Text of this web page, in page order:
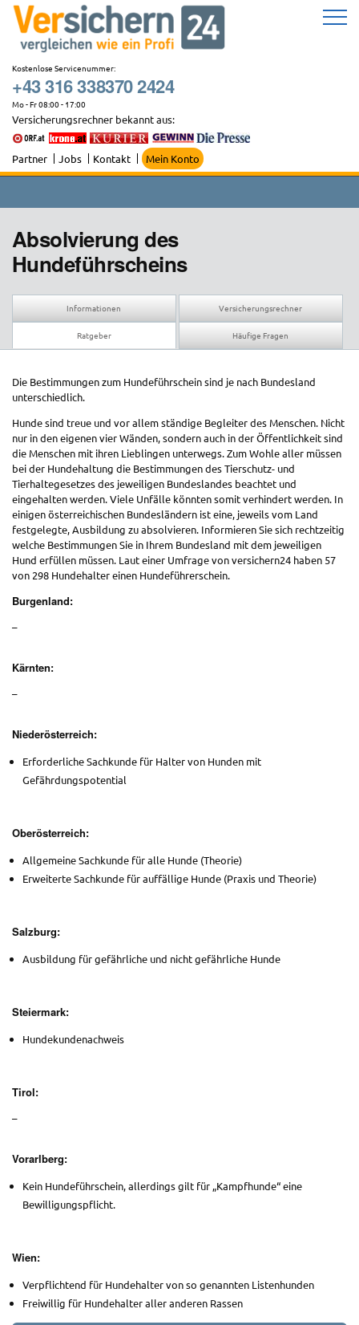
Zum
Inhalt
springen
Kostenlose Servicenummer:
+43 316 338370 2424
Mo - Fr 08:00 - 17:00
Versicherungsrechner bekannt aus:
Partner Jobs Kontakt Mein Konto
Absolvierung des
Hundeführscheins
Informationen Versicherungsrechner
Ratgeber Häufige Fragen
Die Bestimmungen zum Hundeführschein sind je nach Bundesland
unterschiedlich.
Hunde sind treue und vor allem ständige Begleiter des Menschen. Nicht
nur in den eigenen vier Wänden, sondern auch in der Öffentlichkeit sind
die Menschen mit ihren Lieblingen unterwegs. Zum Wohle aller müssen
bei der Hundehaltung die Bestimmungen des Tierschutz- und
Tierhaltegesetzes des jeweiligen Bundeslandes beachtet und
eingehalten werden. Viele Unfälle könnten somit verhindert werden. In
einigen österreichischen Bundesländern ist eine, jeweils vom Land
festgelegte, Ausbildung zu absolvieren. Informieren Sie sich rechtzeitig
welche Bestimmungen Sie in Ihrem Bundesland mit dem jeweiligen
Hund erfüllen müssen. Laut einer Umfrage von versichern24 haben 57
von 298 Hundehalter einen Hundeführerschein.
Burgenland:
–
Kärnten:
–
Niederösterreich:
Erforderliche Sachkunde für Halter von Hunden mit
Gefährdungspotential
Oberösterreich:
Allgemeine Sachkunde für alle Hunde (Theorie)
Erweiterte Sachkunde für auffällige Hunde (Praxis und Theorie)
Salzburg:
Ausbildung für gefährliche und nicht gefährliche Hunde
Steiermark:
Hundekundenachweis
Tirol:
–
Vorarlberg:
Kein Hundeführschein, allerdings gilt für „Kampfhunde“ eine
Bewilligungspflicht.
Wien:
Verpflichtend für Hundehalter von so genannten Listenhunden
Freiwillig für Hundehalter aller anderen Rassen